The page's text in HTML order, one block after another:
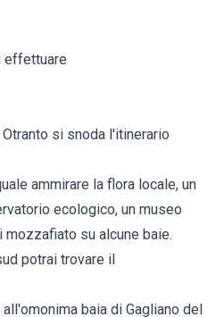
effettuare
si snoda l'itinerario
ammirare la flora locale, un
ecologico, un museo
su alcune baie.
potrai trovare il
baia di Gagliano del